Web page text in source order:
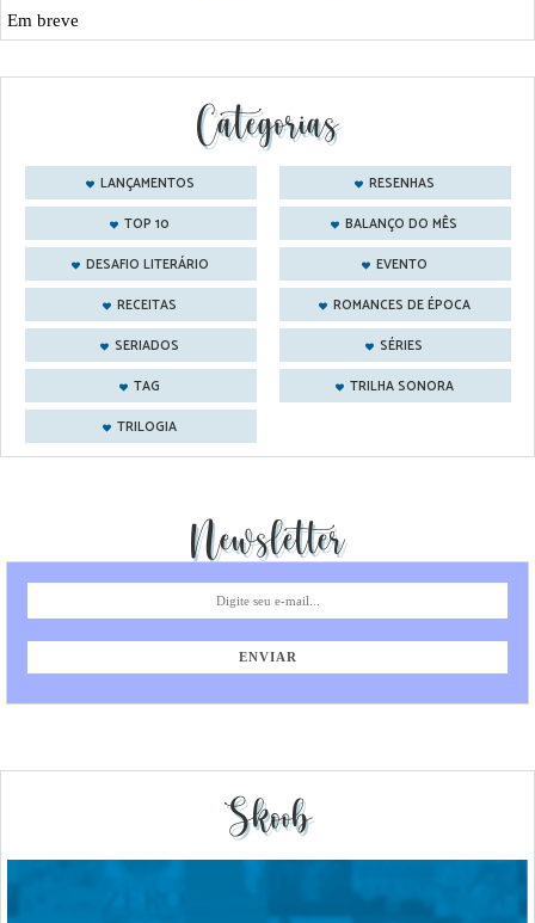
Em breve
Categorias
LANÇAMENTOS
RESENHAS
TOP 10
BALANÇO DO MÊS
DESAFIO LITERÁRIO
EVENTO
RECEITAS
ROMANCES DE ÉPOCA
SERIADOS
SÉRIES
TAG
TRILHA SONORA
TRILOGIA
Newsletter
Skoob